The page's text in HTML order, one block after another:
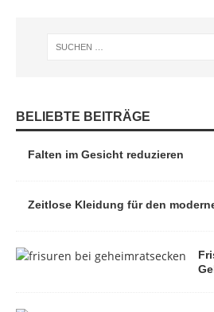
BELIEBTE BEITRÄGE
Falten im Gesicht reduzieren
Zeitlose Kleidung für den